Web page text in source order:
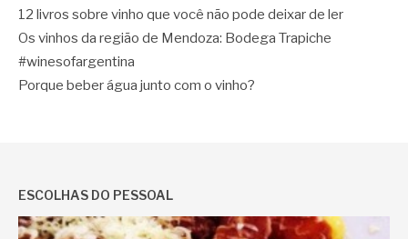
12 livros sobre vinho que você não pode deixar de ler
Os vinhos da região de Mendoza: Bodega Trapiche
#winesofargentina
Porque beber água junto com o vinho?
ESCOLHAS DO PESSOAL